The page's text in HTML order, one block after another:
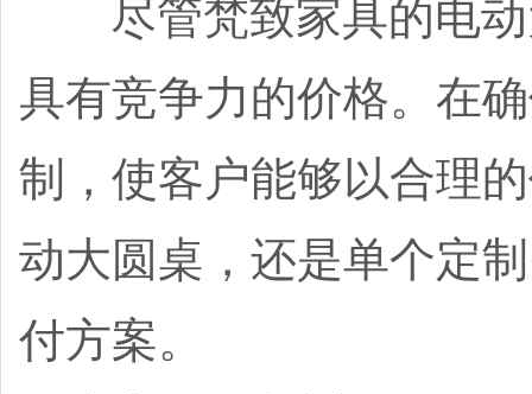
尽管梵致家具的电动
具有竞争力的价格。在
制，使客户能够以合理
动大圆桌，还是单个定
付方案。